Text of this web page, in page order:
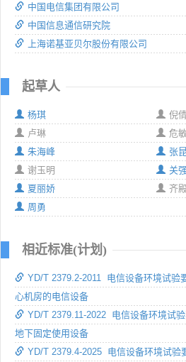
中国电信集团有限公司
中国信息通信研究院
上海诺基亚贝尔股份有限公司
起草人
杨琪
倪
卢琳
危
朱海峰
张昆
谢玉明
关
夏丽娇
齐
周勇
相近标准(计划)
YD/T 2379.2-2011 电信设备环境试验
心机房的电信设备
YD/T 2379.11-2022 电信设备环境试验
地下固定使用设备
YD/T 2379.4-2025 电信设备环境试验